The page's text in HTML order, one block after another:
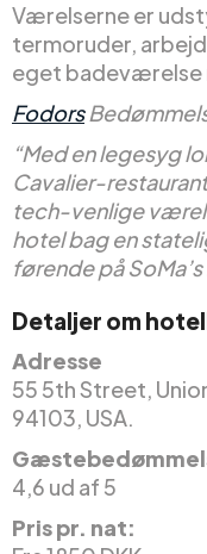
Værelserne er
termoruder,
eget badeværelse
Fodors
“Med en legesyg
Cavalier-
tech-venlige
hotel bag en
førende på
Detaljer om
Adresse
55 5th Street,
94103, USA.
4,6 ud af 5
Pris pr. nat: